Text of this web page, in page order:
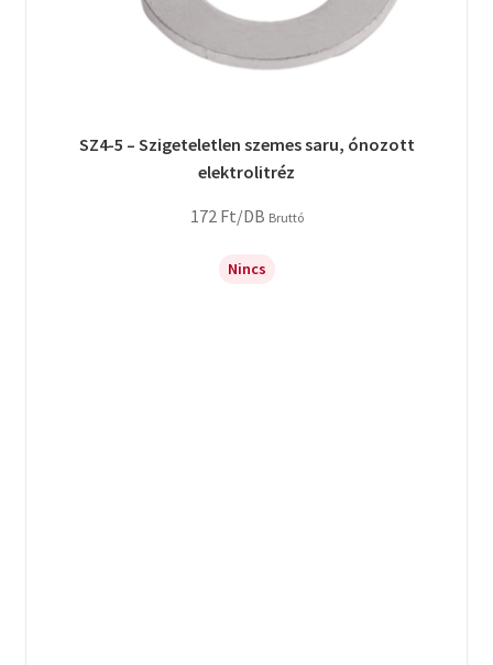
SZ4-5 – Szigeteletlen szemes saru, ónozott
elektrolitréz
172 Ft/DB Bruttó
Nincs